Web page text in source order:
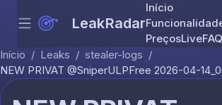
Skip to
Menu LeakRadar
Início
PreçosLiveFAQ
Início / Leaks / stealer-logs /
NEW PRIVAT @SniperULPFree 2026-04-